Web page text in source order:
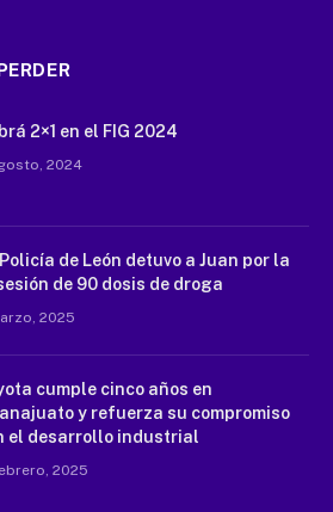
2×1 en el FIG 2024
2024
de León detuvo a Juan por la
de 90 dosis de droga
2025
cumple cinco años en
y refuerza su compromiso
el desarrollo industrial
2025